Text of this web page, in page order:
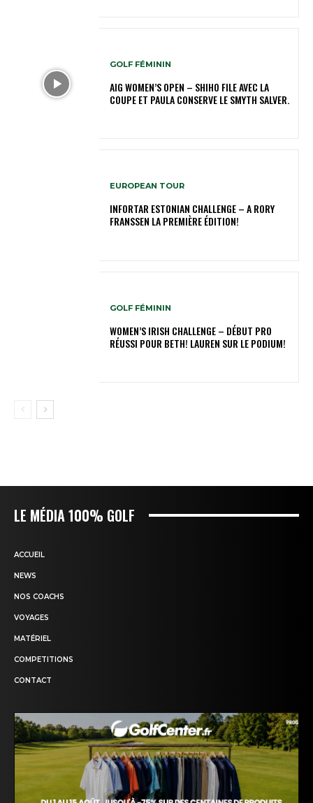
GOLF FÉMININ
AIG WOMEN’S OPEN – SHIHO FILE AVEC LA
COUPE ET PAULA CONSERVE LE SMYTH SALVER.
EUROPEAN TOUR
INFORTAR ESTONIAN CHALLENGE – A RORY
FRANSSEN LA PREMIÈRE ÉDITION!
GOLF FÉMININ
WOMEN’S IRISH CHALLENGE – DÉBUT PRO
RÉUSSI POUR BETH! LAUREN SUR LE PODIUM!
LE MÉDIA 100% GOLF
ACCUEIL
NEWS
NOS COACHS
VOYAGES
MATÉRIEL
COMPETITIONS
CONTACT